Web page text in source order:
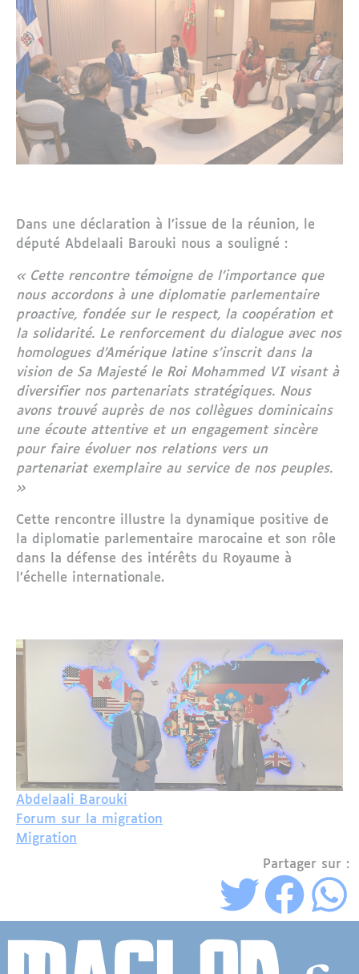
Dans une déclaration à l’issue de la réunion, le
député Abdelaali Barouki nous a souligné :
« Cette rencontre témoigne de l’importance que
nous accordons à une diplomatie parlementaire
proactive, fondée sur le respect, la coopération et
la solidarité. Le renforcement du dialogue avec nos
homologues d’Amérique latine s’inscrit dans la
vision de Sa Majesté le Roi Mohammed VI visant à
diversifier nos partenariats stratégiques. Nous
avons trouvé auprès de nos collègues dominicains
une écoute attentive et un engagement sincère
pour faire évoluer nos relations vers un
partenariat exemplaire au service de nos peuples.
»
Cette rencontre illustre la dynamique positive de
la diplomatie parlementaire marocaine et son rôle
dans la défense des intérêts du Royaume à
l’échelle internationale.
Abdelaali Barouki
Forum sur la migration
Migration
Partager sur :